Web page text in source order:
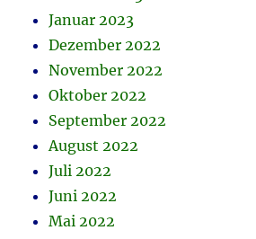
Januar 2023
Dezember 2022
November 2022
Oktober 2022
September 2022
August 2022
Juli 2022
Juni 2022
Mai 2022